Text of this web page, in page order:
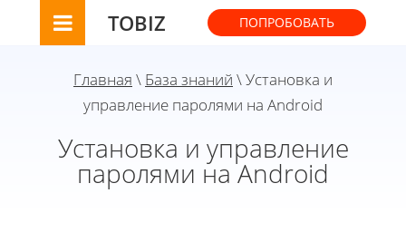
TOBIZ ПОПРОБОВАТЬ
Главная \ База знаний \ Установка и
управление паролями на Android
Установка и управление
паролями на Android